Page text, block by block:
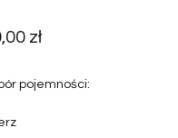
zł
pojemności: